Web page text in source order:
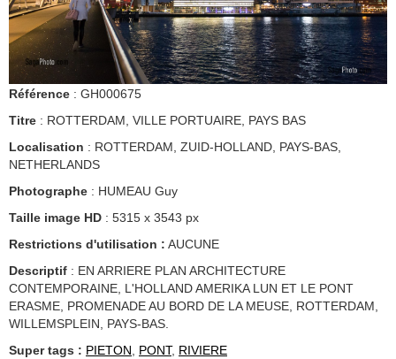
Référence : GH000675
Titre : ROTTERDAM, VILLE PORTUAIRE, PAYS BAS
Localisation : ROTTERDAM, ZUID-HOLLAND, PAYS-BAS,
NETHERLANDS
Photographe : HUMEAU Guy
Taille image HD : 5315 x 3543 px
Restrictions d'utilisation : AUCUNE
Descriptif : EN ARRIERE PLAN ARCHITECTURE
CONTEMPORAINE, L'HOLLAND AMERIKA LUN ET LE PONT
ERASME, PROMENADE AU BORD DE LA MEUSE, ROTTERDAM,
WILLEMSPLEIN, PAYS-BAS.
Super tags : PIETON, PONT, RIVIERE